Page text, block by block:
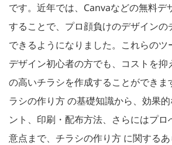
です。近年では、Canvaなどの無料デ
することで、プロ顔負けのデザインの
できるようになりました。これらのツ
デザイン初心者の方でも、コストを抑
の高いチラシを作成することができま
ラシの作り方 の基礎知識から、効果
ント、印刷・配布方法、さらにはプ
意点まで、チラシの作り方 に関する